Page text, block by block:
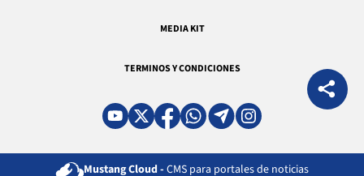
MEDIA KIT
TERMINOS Y CONDICIONES
Mustang Cloud - CMS para portales de noticias